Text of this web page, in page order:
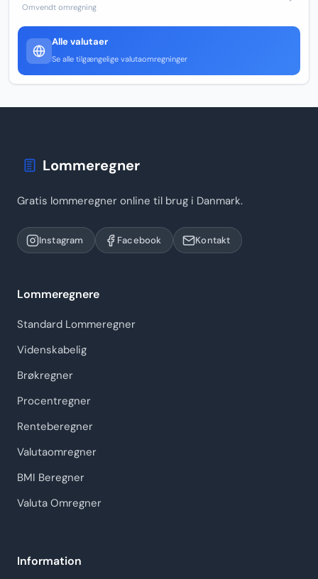
Omvendt omregning
Alle valutaer
Se alle tilgængelige valutaomregninger
Lommeregner
Gratis lommeregner online til brug i Danmark.
Instagram Facebook Kontakt
Lommeregnere
Standard Lommeregner
Videnskabelig
Brøkregner
Procentregner
Renteberegner
Valutaomregner
BMI Beregner
Valuta Omregner
Information